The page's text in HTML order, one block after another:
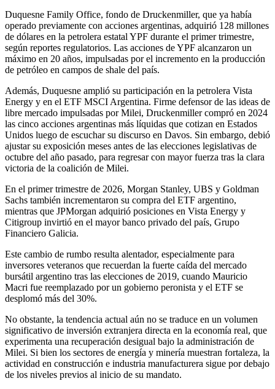
Duquesne Family Office, fondo de Druckenmiller, que ya había
operado previamente con acciones argentinas, adquirió 128 millones
de dólares en la petrolera estatal YPF durante el primer trimestre,
según reportes regulatorios. Las acciones de YPF alcanzaron un
máximo en 20 años, impulsadas por el incremento en la producción
de petróleo en campos de shale del país.
Además, Duquesne amplió su participación en la petrolera Vista
Energy y en el ETF MSCI Argentina. Firme defensor de las ideas de
libre mercado impulsadas por Milei, Druckenmiller compró en 2024
las cinco acciones argentinas más líquidas que cotizan en Estados
Unidos luego de escuchar su discurso en Davos. Sin embargo, debió
ajustar su exposición meses antes de las elecciones legislativas de
octubre del año pasado, para regresar con mayor fuerza tras la clara
victoria de la coalición de Milei.
En el primer trimestre de 2026, Morgan Stanley, UBS y Goldman
Sachs también incrementaron su compra del ETF argentino,
mientras que JPMorgan adquirió posiciones en Vista Energy y
Citigroup invirtió en el mayor banco privado del país, Grupo
Financiero Galicia.
Este cambio de rumbo resulta alentador, especialmente para
inversores veteranos que recuerdan la fuerte caída del mercado
bursátil argentino tras las elecciones de 2019, cuando Mauricio
Macri fue reemplazado por un gobierno peronista y el ETF se
desplomó más del 30%.
No obstante, la tendencia actual aún no se traduce en un volumen
significativo de inversión extranjera directa en la economía real, que
experimenta una recuperación desigual bajo la administración de
Milei. Si bien los sectores de energía y minería muestran fortaleza, la
actividad en construcción e industria manufacturera sigue por debajo
de los niveles previos al inicio de su mandato.